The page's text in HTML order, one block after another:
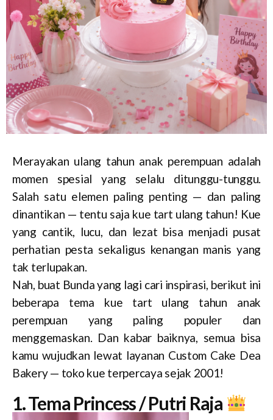
Merayakan ulang tahun anak perempuan adalah
momen spesial yang selalu ditunggu-tunggu.
Salah satu elemen paling penting — dan paling
dinantikan — tentu saja kue tart ulang tahun! Kue
yang cantik, lucu, dan lezat bisa menjadi pusat
perhatian pesta sekaligus kenangan manis yang
tak terlupakan.
Nah, buat Bunda yang lagi cari inspirasi, berikut ini
beberapa tema kue tart ulang tahun anak
perempuan yang paling populer dan
menggemaskan. Dan kabar baiknya, semua bisa
kamu wujudkan lewat layanan Custom Cake Dea
Bakery — toko kue terpercaya sejak 2001!
1. Tema Princess / Putri Raja